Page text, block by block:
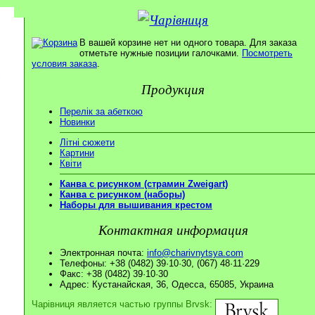
В вашей корзине нет ни одного товара. Для заказа
отметьте нужные позиции галочками. Посмотреть
условия заказа.
Продукция
Перелік за абеткою
Новинки
Літні сюжети
Картини
Квіти
Канва с рисунком (страмин Zweigart)
Канва с рисунком (наборы)
Наборы для вышивания крестом
Контактная информация
Электронная почта: info@charivnytsya.com
Телефоны: +38 (0482) 39·10·30, (067) 48·11·229
Факс: +38 (0482) 39·10·30
Адрес: Кустанайская, 36, Одесса, 65085, Украина
Чарівниця является частью группы Brvsk: